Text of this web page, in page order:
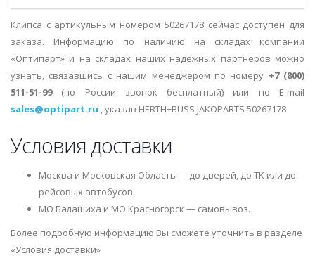
Клипса с артикульным номером 50267178 сейчас доступен для
заказа. Информацию по наличию на складах компании
«Оптипарт» и на складах наших надежных партнеров можно
узнать, связавшись с нашим менеджером по номеру +7 (800)
511-51-99(по России звонок бесплатный) или по E-mail
sales@optipart.ru , указав HERTH+BUSS JAKOPARTS 50267178
Условия доставки
Москва и Московская Область — до дверей, до ТК или до
рейсовых автобусов.
МО Балашиха и МО Красногорск — самовывоз.
Более подробную информацию Вы сможете уточнить в разделе
«Условия доставки»